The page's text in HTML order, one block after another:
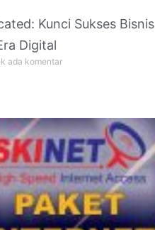
Kunci Sukses Bisnis
Digital
ada komentar